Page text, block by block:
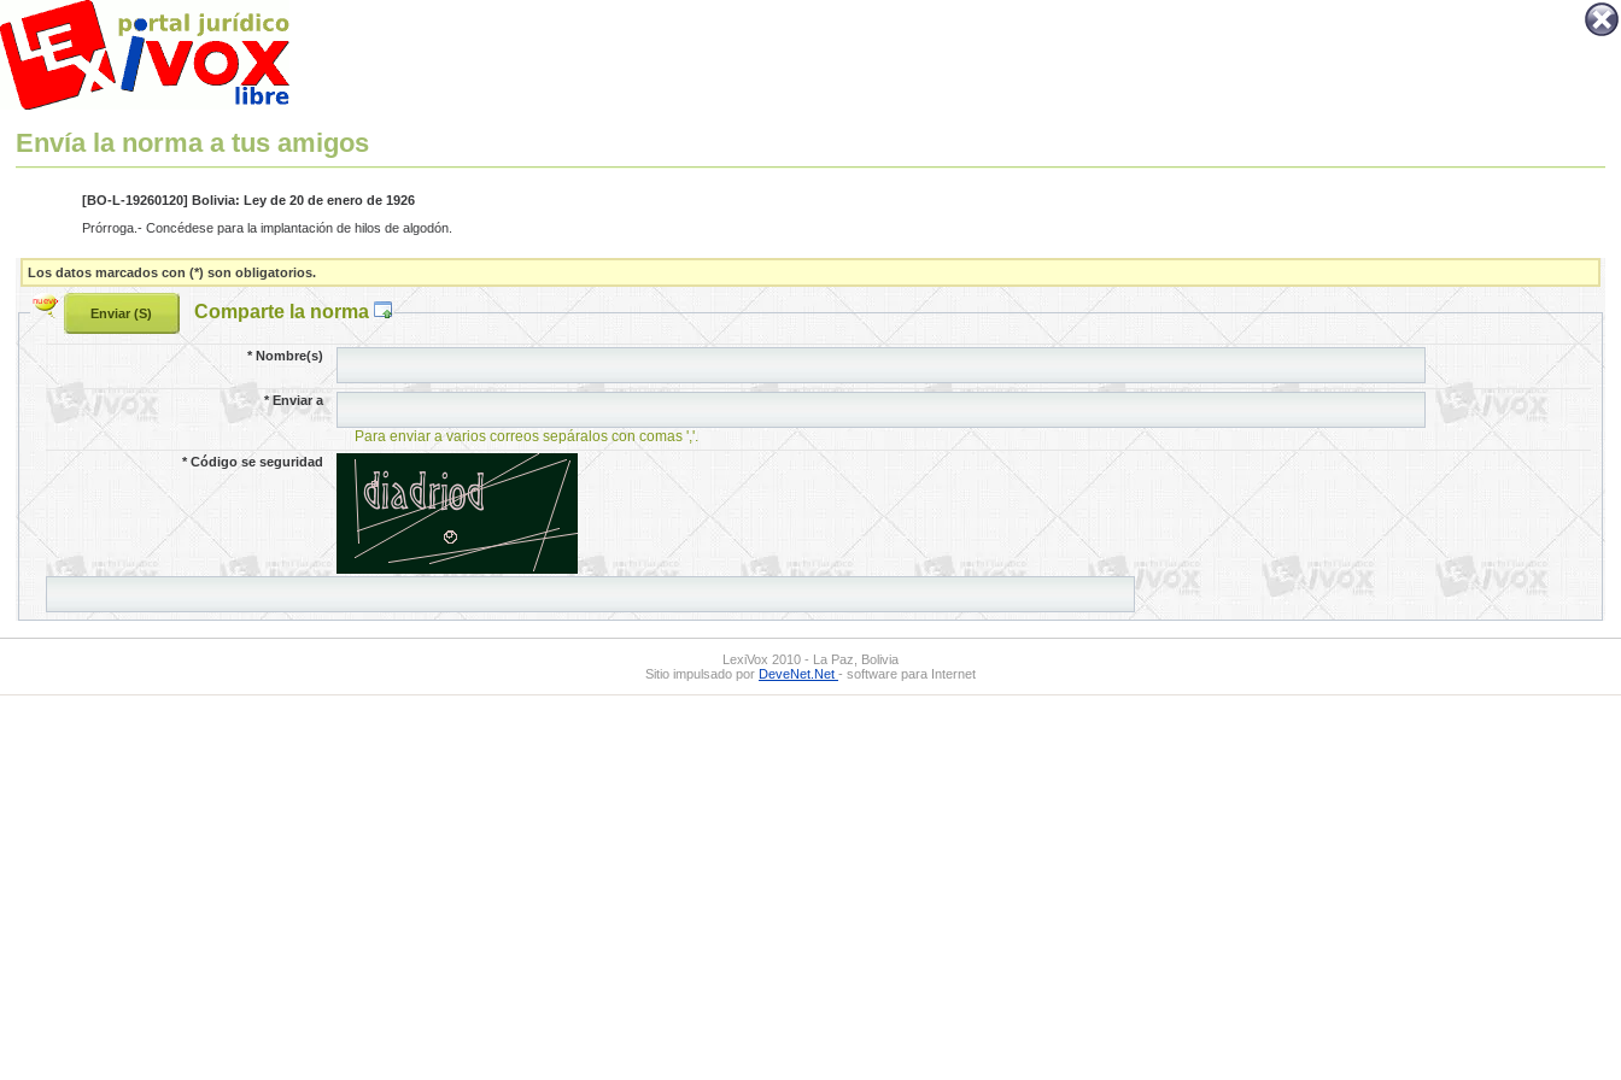
Envía la norma a tus amigos
[BO-L-19260120] Bolivia: Ley de 20 de enero de 1926
Prórroga.- Concédese para la implantación de hilos de algodón.
Los datos marcados con (*) son obligatorios.
Comparte la norma
*Nombre(s)
*Enviar a
Para enviar a varios correos sepáralos con comas ','.
*Código se seguridad
LexiVox 2010 - La Paz, Bolivia
Sitio impulsado por DeveNet.Net - software para Internet